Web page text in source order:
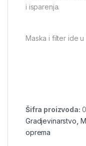
i isparenja.
Maska i filter ide u
Šifra proizvoda:
Gradjevinarstvo
oprema